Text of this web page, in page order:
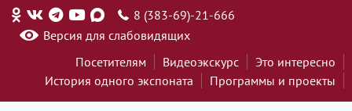
8 (383-69)-21-666
Версия для слабовидящих
Посетителям
Видеоэкскурс
Это интересно
История одного экспоната
Программы и проекты